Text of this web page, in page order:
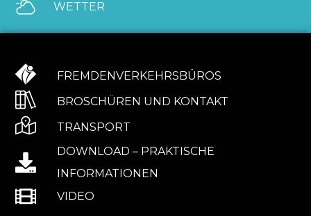
WETTER
FREMDENVERKEHRSBÜROS
BROSCHÜREN UND KONTAKT
TRANSPORT
DOWNLOAD – PRAKTISCHE
INFORMATIONEN
VIDEO